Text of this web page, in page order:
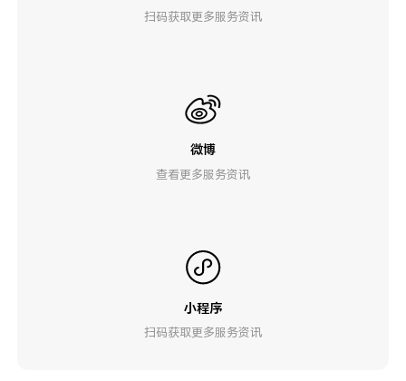
扫码获取更多服务资讯
微博
查看更多服务资讯
小程序
扫码获取更多服务资讯